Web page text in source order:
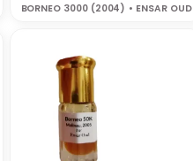
BORNEO 3000 (2004) • ENSAR OUD